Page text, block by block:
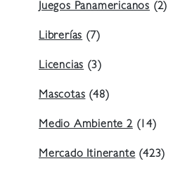
Juegos Panamericanos (2)
Librerías (7)
Licencias (3)
Mascotas (48)
Medio Ambiente 2(14)
Mercado Itinerante (423)